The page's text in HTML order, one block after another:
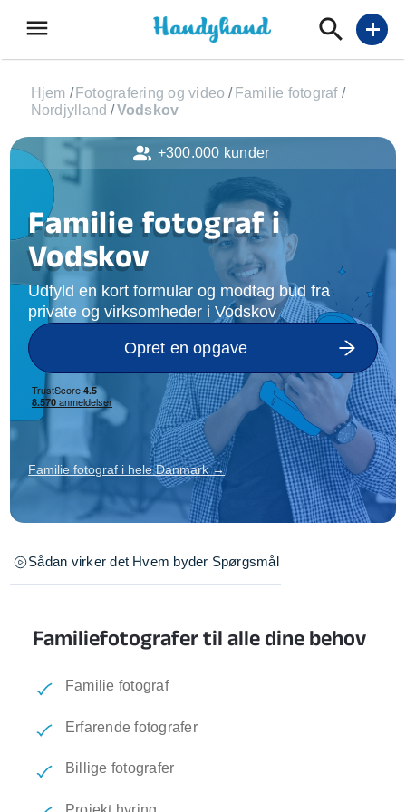
menu add
Hjem / Fotografering og video / Familie fotograf /
Nordjylland /Vodskov
Familie fotograf i
Vodskov
Udfyld en kort formular og modtag bud fra
private og virksomheder i Vodskov
Opret en opgave
Familie fotograf i hele Danmark →
Sådan virker det Hvem byder Spørgsmål
Familiefotografer til alle dine behov
Familie fotograf
Erfarende fotografer
Billige fotografer
+300.000 kunder